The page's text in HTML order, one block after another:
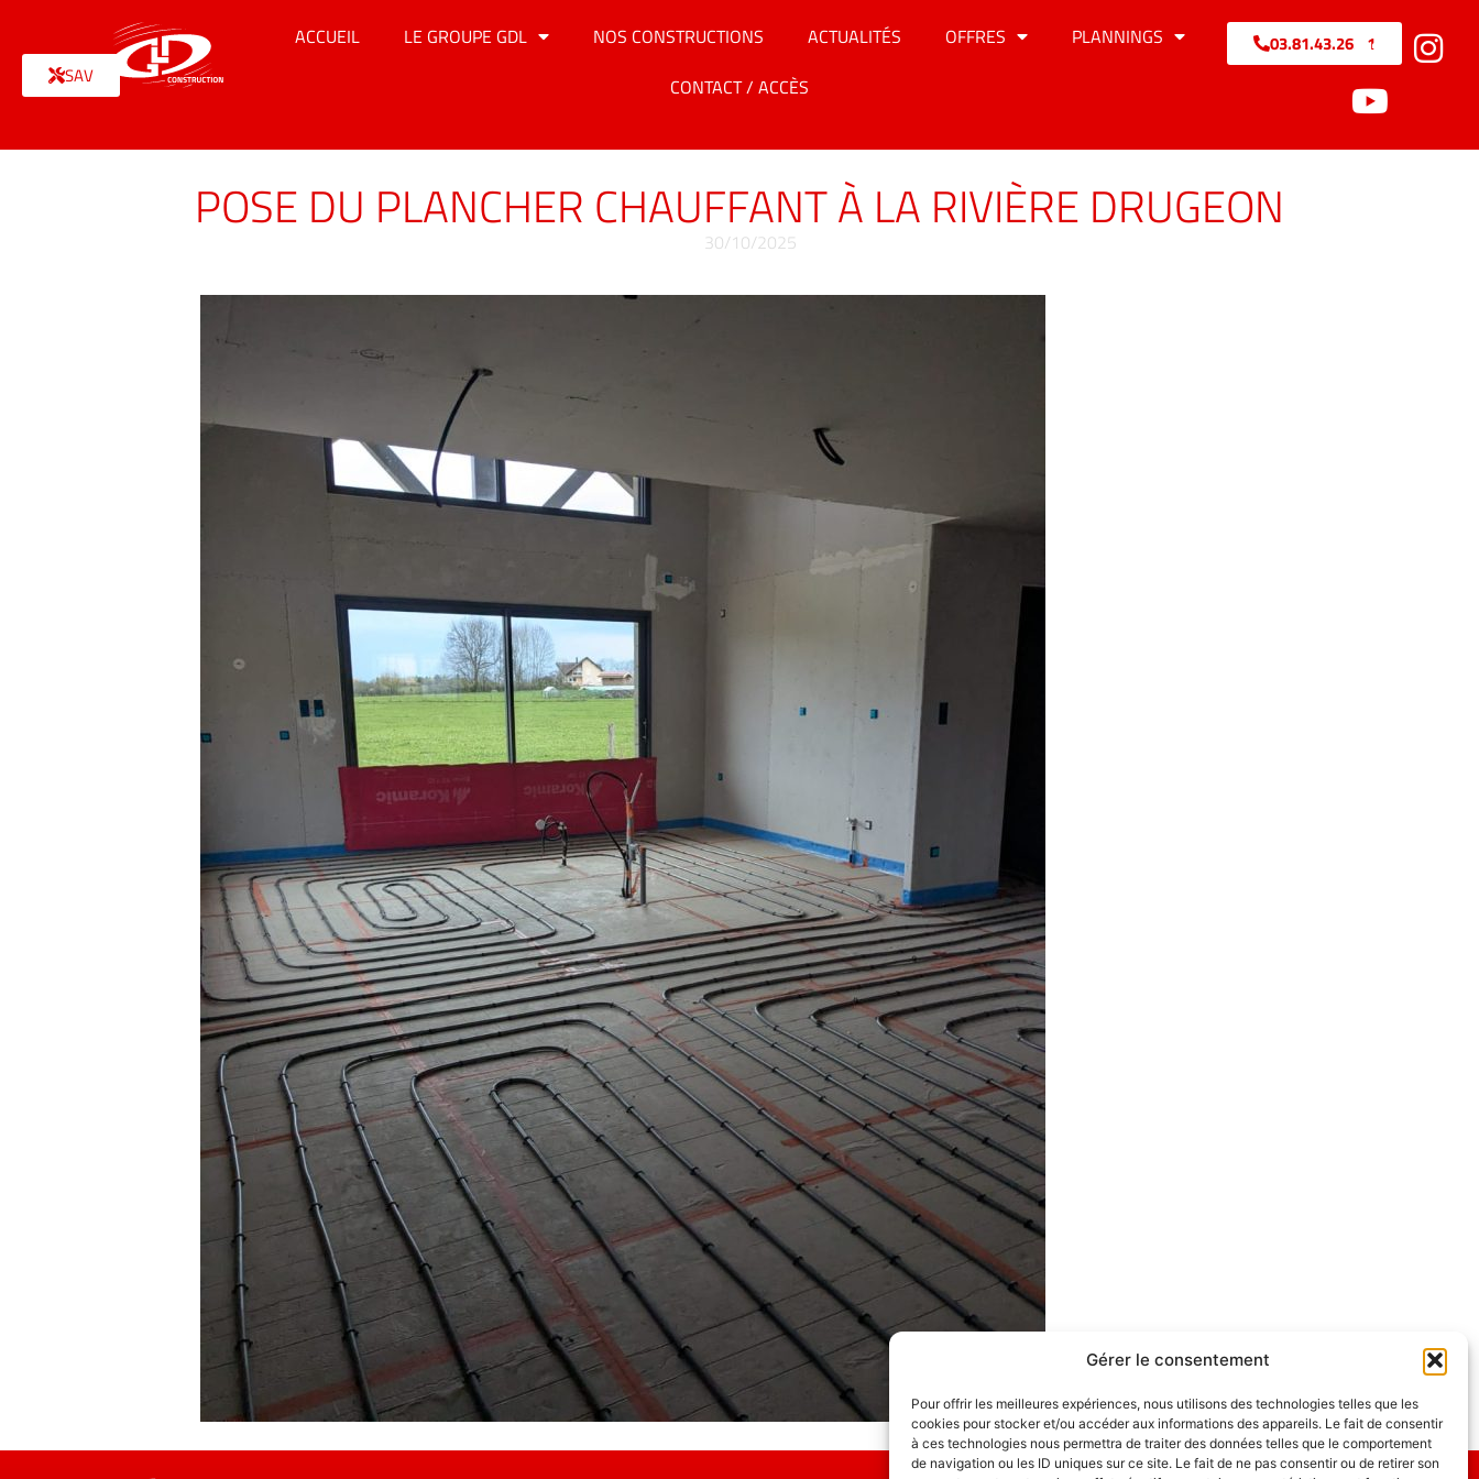
Gérer le consentement
Pour offrir les meilleures expériences, nous utilisons des technologies telles que les
cookies pour stocker et/ou accéder aux informations des appareils. Le fait de consentir
à ces technologies nous permettra de traiter des données telles que le comportement
de navigation ou les ID uniques sur ce site. Le fait de ne pas consentir ou de retirer son
SAV
ACCUEIL LE GROUPE GDL NOS CONSTRUCTIONS ACTUALITÉS OFFRES
PLANNINGS
CONTACT / ACCÈS
03.81.43.26.71
POSE DU PLANCHER CHAUFFANT À LA RIVIÈRE DRUGEON
30/10/2025